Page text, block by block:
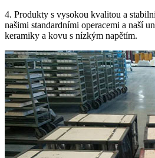
4. Produkty s vysokou kvalitou a
našimi standardními operacemi a naší
keramiky a kovu s nízkým napětím.